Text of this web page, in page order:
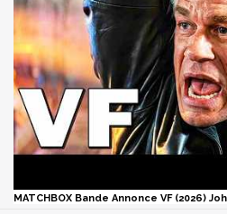
MATCHBOX Bande Annonce VF (2026)